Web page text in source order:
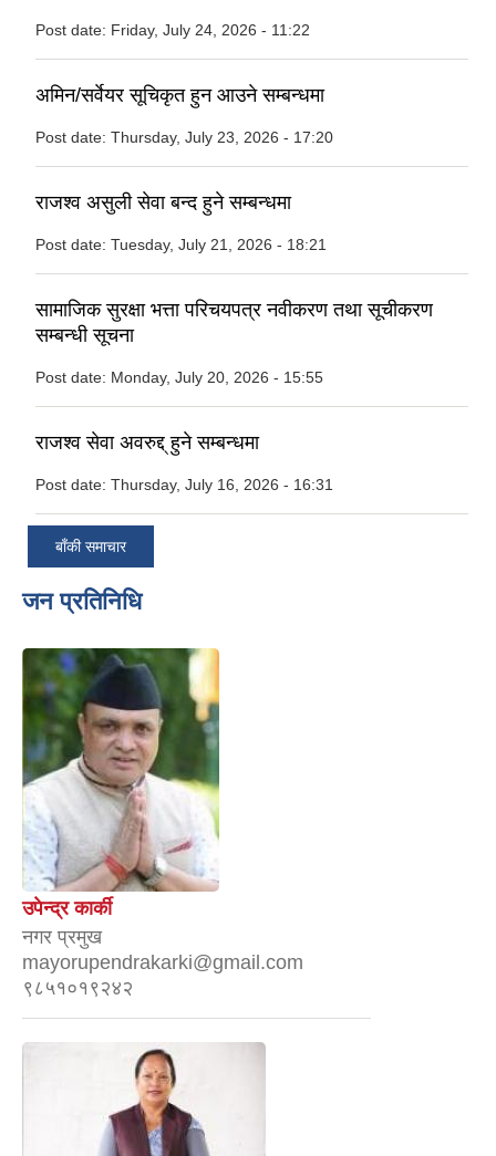
Post date: Friday, July 24, 2026 - 11:22
अमिन/सर्वेयर सूचिकृत हुन आउने सम्बन्धमा
Post date: Thursday, July 23, 2026 - 17:20
राजश्व असुली सेवा बन्द हुने सम्बन्धमा
Post date: Tuesday, July 21, 2026 - 18:21
सामाजिक सुरक्षा भत्ता परिचयपत्र नवीकरण तथा सूचीकरण
सम्बन्धी सूचना
Post date: Monday, July 20, 2026 - 15:55
राजश्व सेवा अवरुद्द् हुने सम्बन्धमा
Post date: Thursday, July 16, 2026 - 16:31
बाँकी समाचार
जन प्रतिनिधि
उपेन्द्र कार्की
नगर प्रमुख
mayorupendrakarki@gmail.com
९८५१०१९२४२